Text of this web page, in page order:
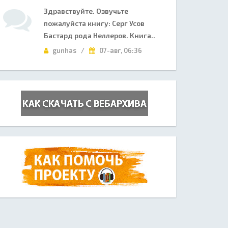
Здравствуйте. Озвучьте
пожалуйста книгу: Серг Усов
Бастард рода Неллеров. Книга..
gunhas / 07-авг, 06:36